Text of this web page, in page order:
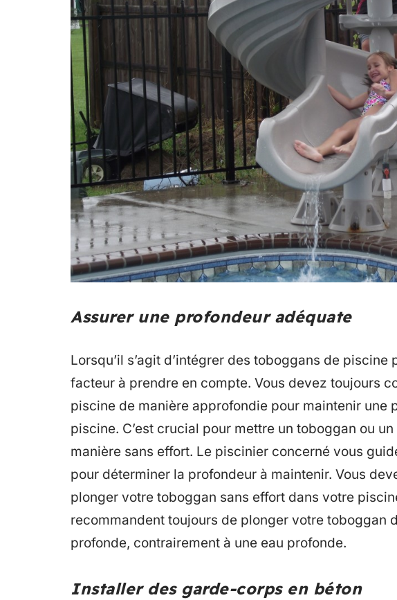
Assurer une profondeur adéquate
Lorsqu’il s’agit d’intégrer des toboggans de piscine
facteur à prendre en compte. Vous devez toujours
piscine de manière approfondie pour maintenir une
piscine. C’est crucial pour mettre un toboggan ou
manière sans effort. Le piscinier concerné vous
pour déterminer la profondeur à maintenir. Vous
plonger votre toboggan sans effort dans votre
recommandent toujours de plonger votre toboggan
profonde, contrairement à une eau profonde.
Installer des garde-corps en béton